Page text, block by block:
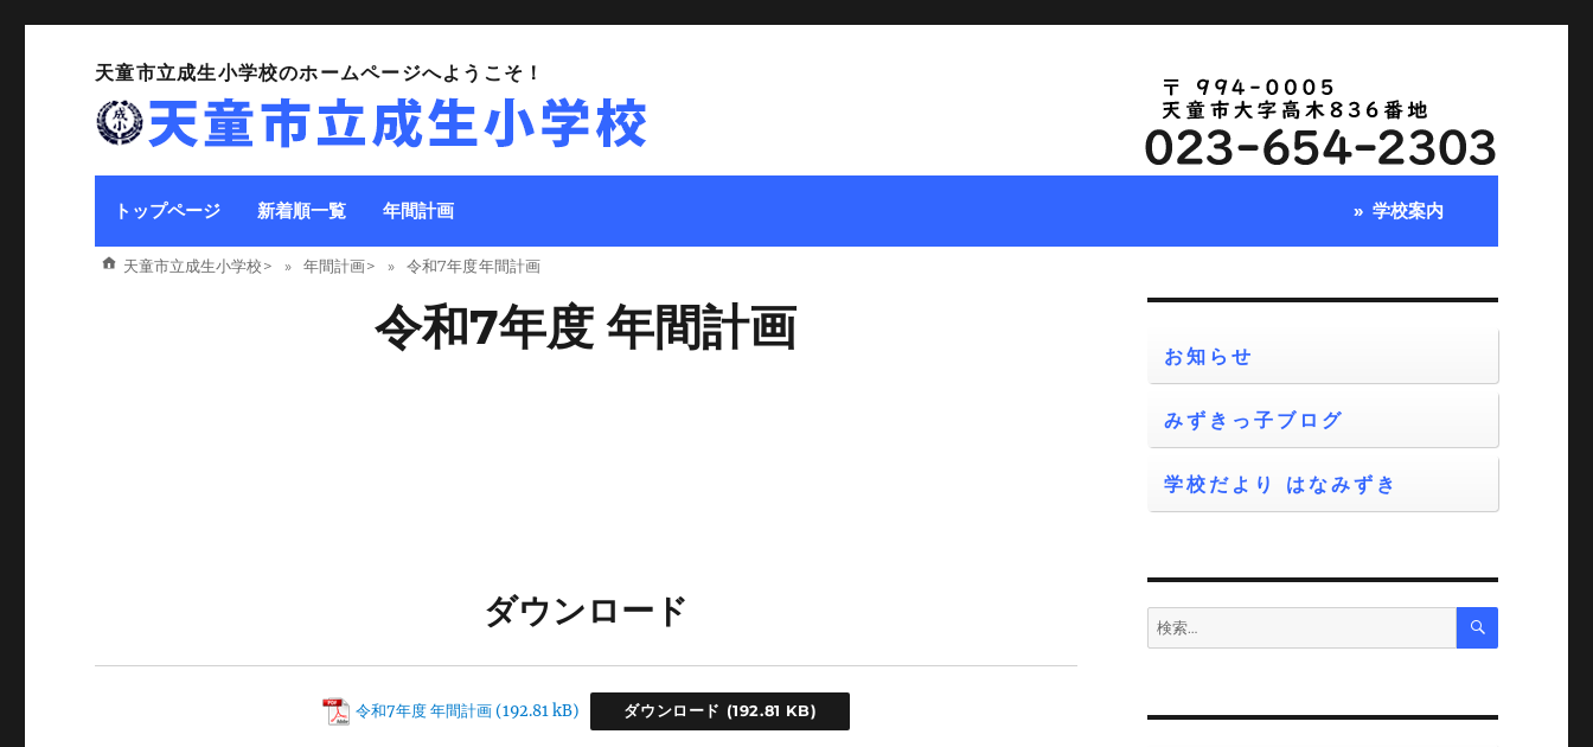
天童市立成生小学校のホームページへようこそ！
トップページ 新着順一覧 年間計画 学校案内
天童市立成生小学校 > 年間計画> 令和7年度 年間計画
令和7年度 年間計画
ダウンロード
令和7年度 年間計画 ダウンロード
お知らせ
みずきっ子ブログ
学校だより はなみずき
検
索:
検